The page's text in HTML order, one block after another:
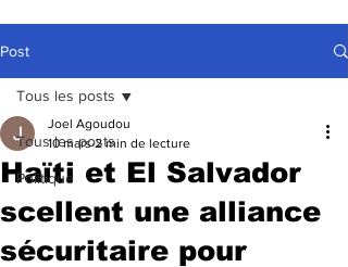
Post
Tous les posts
Politique
Tous les posts
Haïti et El Salvador
scellent une alliance
sécuritaire pour
Joel Agoudou
10 mars 2 min de lecture